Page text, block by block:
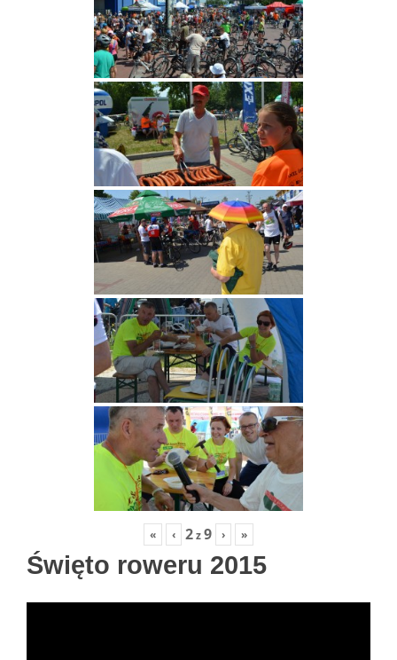
« ‹ 2z9 › »
Święto roweru 2015